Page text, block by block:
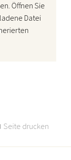
Öffnen Sie
Datei
Seite drucken